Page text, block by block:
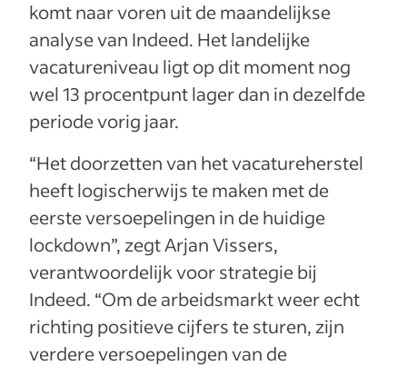
komt naar voren uit de maandelijkse
analyse van Indeed. Het landelijke
vacatureniveau ligt op dit moment nog
wel 13 procentpunt lager dan in dezelfde
periode vorig jaar.
“Het doorzetten van het vacatureherstel
heeft logischerwijs te maken met de
eerste versoepelingen in de huidige
lockdown”, zegt Arjan Vissers,
verantwoordelijk voor strategie bij
Indeed. “Om de arbeidsmarkt weer echt
richting positieve cijfers te sturen, zijn
verdere versoepelingen van de